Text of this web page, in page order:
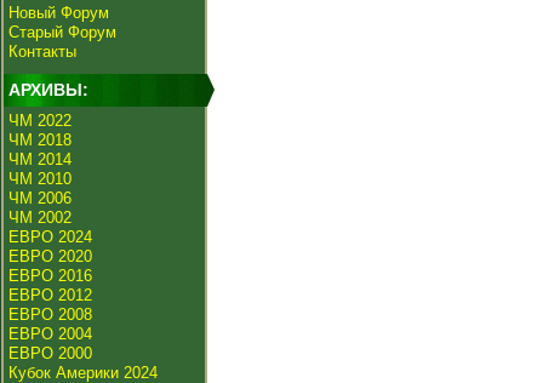
Новый Форум
Старый Форум
Контакты
АРХИВЫ:
ЧМ 2022
ЧМ 2018
ЧМ 2014
ЧМ 2010
ЧМ 2006
ЧМ 2002
ЕВРО 2024
ЕВРО 2020
ЕВРО 2016
ЕВРО 2012
ЕВРО 2008
ЕВРО 2004
ЕВРО 2000
Кубок Америки 2024